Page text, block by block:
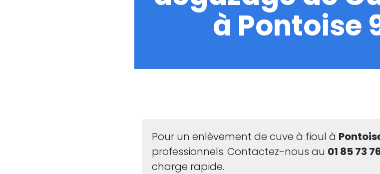
à Pontoise
Pour un enlèvement de cuve à fioul à
professionnels. Contactez-nous au 01 85 73
charge rapide.